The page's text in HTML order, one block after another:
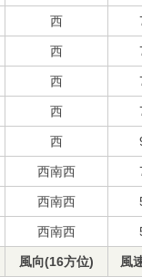
西
西
西
西
西
西南西
西南西
西南西
風向(16方位) 風